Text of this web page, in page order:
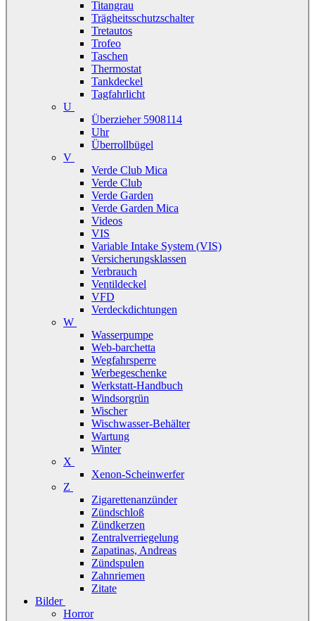
Titangrau
Trägheitsschutzschalter
Tretautos
Trofeo
Taschen
Thermostat
Tankdeckel
Tagfahrlicht
U
Überzieher 5908114
Uhr
Überrollbügel
V
Verde Club Mica
Verde Club
Verde Garden
Verde Garden Mica
Videos
VIS
Variable Intake System (VIS)
Versicherungsklassen
Verbrauch
Ventildeckel
VFD
Verdeckdichtungen
W
Wasserpumpe
Web-barchetta
Wegfahrsperre
Werbegeschenke
Werkstatt-Handbuch
Windsorgrün
Wischer
Wischwasser-Behälter
Wartung
Winter
X
Xenon-Scheinwerfer
Z
Zigarettenanzünder
Zündschloß
Zündkerzen
Zentralverriegelung
Zapatinas, Andreas
Zündspulen
Zahnriemen
Zitate
Bilder
Horror